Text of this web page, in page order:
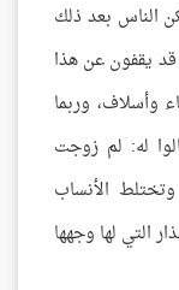
الناس بعد ذلك
يقفون عن هذا
وأسلاف، وربما
له: لم زوجت
وتختلط الأنساب
التي لها وجهها